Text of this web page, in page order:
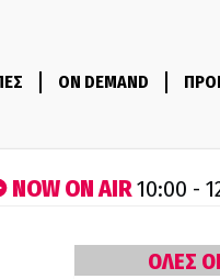
ON DEMAND
NOW ON AIR10:00 -
ΟΛΕΣ